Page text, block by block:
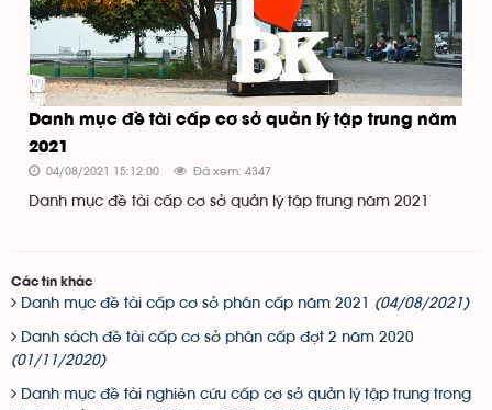
Danh mục đề tài cấp cơ sở quản lý tập trung năm
2021
04/08/2021 15:12:00 Đã xem: 4347
Danh mục đề tài cấp cơ sở quản lý tập trung năm 2021
Các tin khác
Danh mục đề tài cấp cơ sở phân cấp năm 2021 (04/08/2021)
Danh sách đề tài cấp cơ sở phân cấp đợt 2 năm 2020
(01/11/2020)
Danh mục đề tài nghiên cứu cấp cơ sở quản lý tập trung trong